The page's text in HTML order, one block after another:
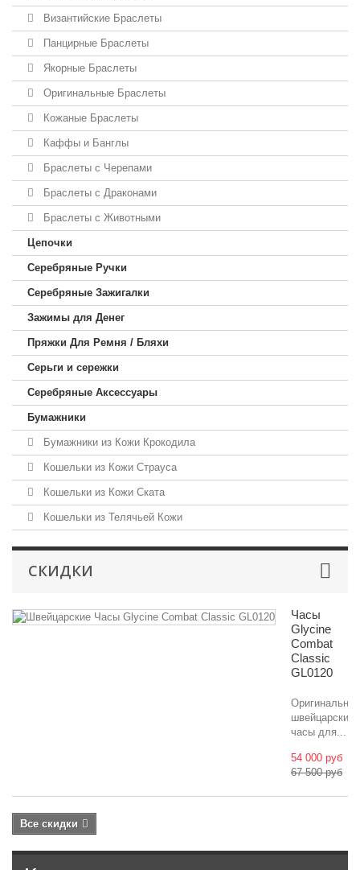
Византийские Браслеты
Панцирные Браслеты
Якорные Браслеты
Оригинальные Браслеты
Кожаные Браслеты
Каффы и Банглы
Браслеты с Черепами
Браслеты с Драконами
Браслеты с Животными
Цепочки
Серебряные Ручки
Серебряные Зажигалки
Зажимы для Денег
Пряжки Для Ремня / Бляхи
Серьги и сережки
Серебряные Аксессуары
Бумажники
Бумажники из Кожи Крокодила
Кошельки из Кожи Страуса
Кошельки из Кожи Ската
Кошельки из Телячьей Кожи
СКИДКИ
Часы
Glycine
Combat
Classic
GL0120
швейцарские
часы для...
54 000 руб
67 500 руб
Все скидки